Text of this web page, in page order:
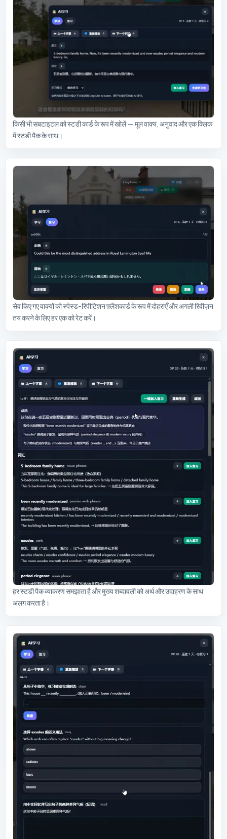
किसी भी सबटाइटल को स्टडी कार्ड के रूप में खोलें — मूल वाक्य, अनुवाद और एक क्लिक
में स्टडी पैक के साथ।
सेव किए गए वाक्यों को स्पेस्ड-रिपीटिशन फ़्लैशकार्ड के रूप में दोहराएँ और अगली रिवीज़न
तय करने के लिए हर एक को रेट करें।
हर स्टडी पैक व्याकरण समझाता है और मुख्य शब्दावली को अर्थ और उदाहरण के साथ
अलग करता है।